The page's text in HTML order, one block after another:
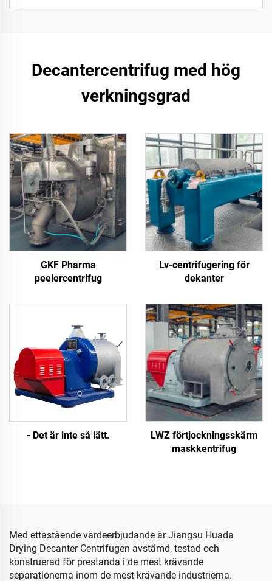
Decantercentrifug med hög
verkningsgrad
GKF Pharma
peelercentrifug
Lv-centrifugering för
dekanter
- Det är inte så lätt.
LWZ förtjockningsskärm
maskkentrifug
Med ettastående värdeerbjudande är Jiangsu Huada
Drying Decanter Centrifugen avstämd, testad och
konstruerad för prestanda i de mest krävande
separationerna inom de mest krävande industrierna.